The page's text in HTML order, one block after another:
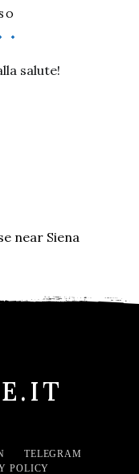
salute!
near Siena
TELEGRAM
POLICY